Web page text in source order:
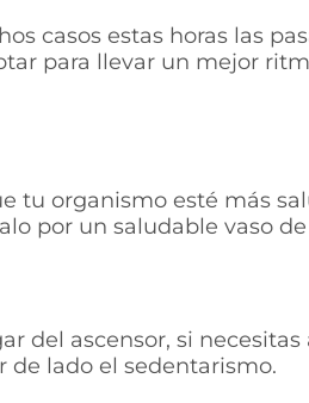
casos estas horas las
para llevar un mejor
tu organismo esté más
por un saludable vaso
del ascensor, si
de lado el sedentarismo.